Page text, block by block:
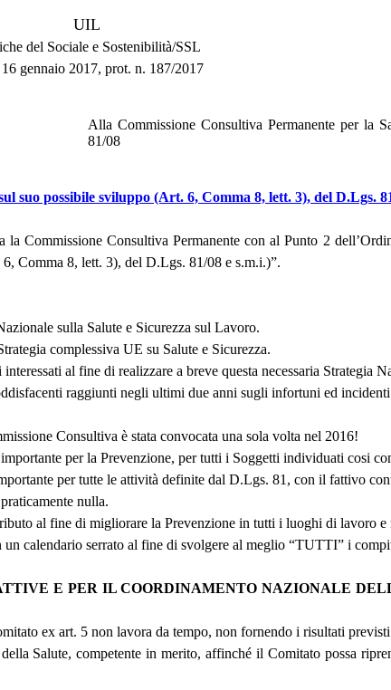
UIL
del Sociale e Sostenibilità/SSL
gennaio 2017, prot. n. 187/2017
Alla Commissione Consultiva Permanente per la
81/08
suo possibile sviluppo (Art. 6, Comma 8, lett. 3), del D.Lgs.
Commissione Consultiva Permanente con al Punto 2
Comma 8, lett. 3), del D.Lgs. 81/08 e s.m.i.)”.
sulla Salute e Sicurezza sul Lavoro.
complessiva UE su Salute e Sicurezza.
al fine di realizzare a breve questa necessaria Strategia
raggiunti negli ultimi due anni sugli infortuni ed
Consultiva è stata convocata una sola volta nel 2016!
per la Prevenzione, per tutti i Soggetti individuati cosi
per tutte le attività definite dal D.Lgs. 81, con il fattivo
nulla.
al fine di migliorare la Prevenzione in tutti i luoghi di lavoro
calendario serrato al fine di svolgere al meglio “TUTTI” i
E PER IL COORDINAMENTO NAZIONALE
ex art. 5 non lavora da tempo, non fornendo i risultati
Salute, competente in merito, affinché il Comitato possa